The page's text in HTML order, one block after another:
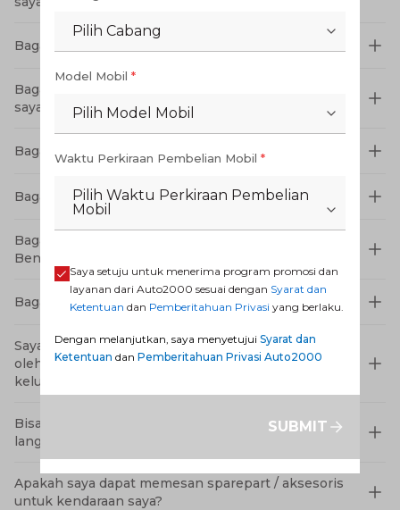
Bagaimana cara merawat aki agar tahan lama?
Bagaimana cara mendaftar untuk servis kendaraan
saya tanpa harus mengantri di bengkel Auto2000?
Bagaimana cara membeli mobil bekas/ used car?
Bagaimana cara membeli kendaraan secara online?
Bagaimana interior Toyota Yaris Cross 2023 Tipe
Bensin
Bagaimana cara membeli mobil bekas/ used car?
Saya kurang puas terhadap layanan yang diberikan
oleh Auto2000, di mana saya dapat menyampaikan
keluhan?
Bisakah saya melakukan servis tanpa datang
langsung ke bengkel Auto2000?
Apakah saya dapat memesan sparepart / aksesoris
untuk kendaraan saya?
Pilih Cabang
Model Mobil *
Pilih Model Mobil
Waktu Perkiraan Pembelian Mobil *
Pilih Waktu Perkiraan Pembelian
Mobil
Saya setuju untuk menerima program promosi dan
layanan dari Auto2000 sesuai dengan Syarat dan
Ketentuan dan Pemberitahuan Privasi yang berlaku.
Dengan melanjutkan, saya menyetujui Syarat dan
Ketentuan dan Pemberitahuan Privasi Auto2000
SUBMIT